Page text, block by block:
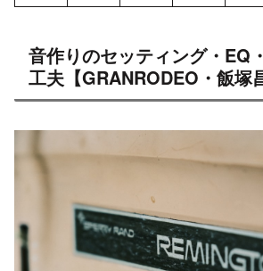
音作りのセッティング・EQ
工夫【GRANRODEO・飯塚